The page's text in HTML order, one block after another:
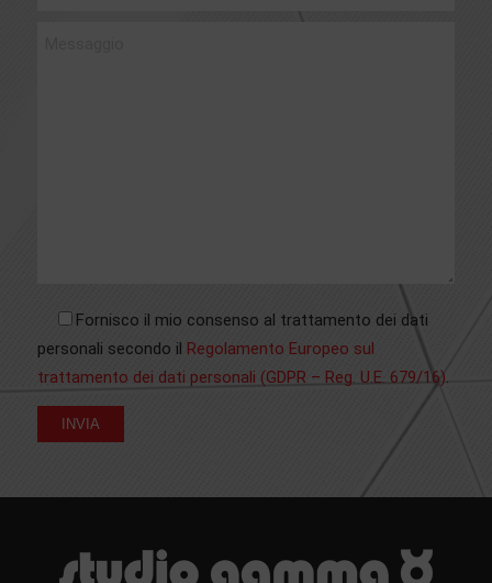
Fornisco il mio consenso al trattamento dei dati
personali secondo il Regolamento Europeo sul
trattamento dei dati personali (GDPR – Reg. U.E. 679/16).